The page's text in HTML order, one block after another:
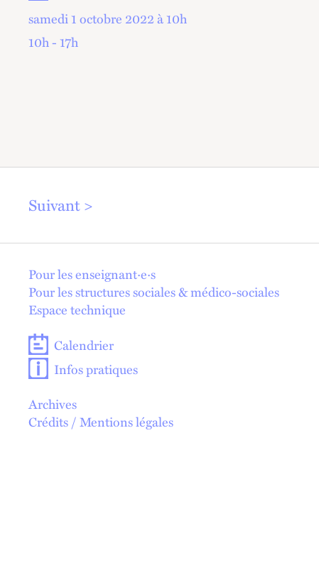
samedi 1 octobre 2022 à 10h
10h - 17h
Suivant
En 1 click !
Pour les enseignant·e·s
Pour les structures sociales & médico-sociales
Espace technique
Calendrier
Infos pratiques
Archives
Crédits / Mentions légales